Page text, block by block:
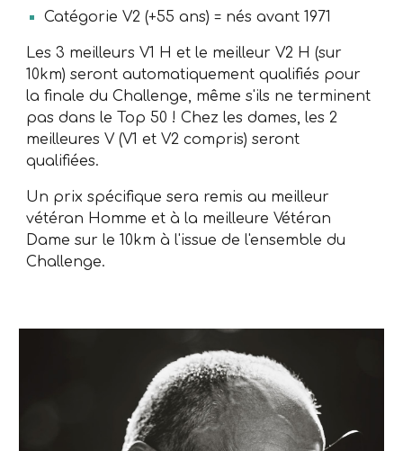
Catégorie V2 (+55 ans) = nés avant 1971
Les 3 meilleurs V1 H et le meilleur V2 H (sur
10km) seront automatiquement qualifiés pour
la finale du Challenge, même s'ils ne terminent
pas dans le Top 50 ! Chez lesdames, les 2
meilleures V (V1 et V2 compris) seront
qualifiées.
Un prix spécifique sera remis au meilleur
vétéran Homme et à la meilleure Vétéran
Dame sur le 10km à l'issue de l'ensemble du
Challenge.